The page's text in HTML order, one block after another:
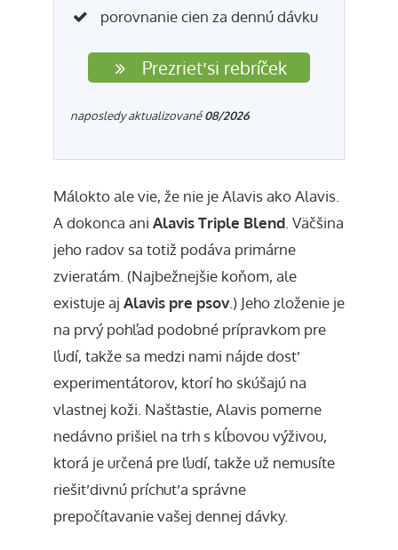
porovnanie cien za dennú dávku
Prezrieť si rebríček
naposledy aktualizované 08/2026
Málokto ale vie, že nie je Alavis ako Alavis.
A dokonca ani Alavis Triple Blend . Väčšina
jeho radov sa totiž podáva primárne
zvieratám. (Najbežnejšie koňom, ale
existuje aj Alavis pre psov.) Jeho zloženie je
na prvý pohľad podobné prípravkom pre
ľudí, takže sa medzi nami nájde dosť
experimentátorov, ktorí ho skúšajú na
vlastnej koži. Našťastie, Alavis pomerne
nedávno prišiel na trh s kĺbovou výživou,
ktorá je určená pre ľudí, takže už nemusíte
riešiť divnú príchuť a správne
prepočítavanie vašej dennej dávky.